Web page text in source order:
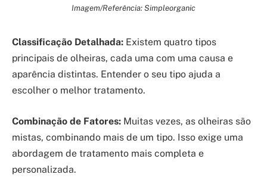
Imagem/Referência: Simpleorganic
Classificação Detalhada: Existem quatro tipos
principais de olheiras, cada uma com uma causa e
aparência distintas. Entender o seu tipo ajuda a
escolher o melhor tratamento.
Combinação de Fatores: Muitas vezes, as olheiras são
mistas, combinando mais de um tipo. Isso exige uma
abordagem de tratamento mais completa e
personalizada.